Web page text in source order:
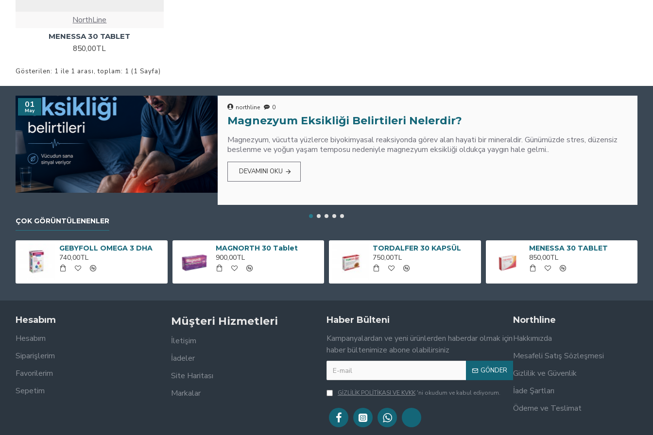
NorthLine
MENESSA 30 TABLET
850,00TL
Gösterilen: 1 ile 1 arası, toplam: 1 (1 Sayfa)
01
May northline 0
Magnezyum Eksikliği Belirtileri Nelerdir?
Magnezyum, vücutta yüzlerce biyokimyasal reaksiyonda görev alan hayati bir mineraldir. Günümüzde stres, düzensiz
beslenme ve yoğun yaşam temposu nedeniyle magnezyum eksikliği oldukça yaygın hale gelmi..
DEVAMINI OKU
ÇOK GÖRÜNTÜLENENLER
GEBYFOLL OMEGA 3 DHA
740,00TL
MAGNORTH 30 Tablet
900,00TL
TORDALFER 30 KAPSÜL
750,00TL
MENESSA 30 TABLET
850,00TL
Hesabım
Hesabım
Siparişlerim
Favorilerim
Sepetim
Müşteri Hizmetleri
İletişim
İadeler
Site Haritası
Markalar
Haber Bülteni
Kampanyalardan ve yeni ürünlerden haberdar olmak için
haber bültenimize abone olabilirsiniz
GÖNDER
GİZLİLİK POLİTİKASI VE KVKK 'ni okudum ve kabul ediyorum.
Northline
Hakkımızda
Mesafeli Satış Sözleşmesi
Gizlilik ve Güvenlik
İade Şartları
Ödeme ve Teslimat